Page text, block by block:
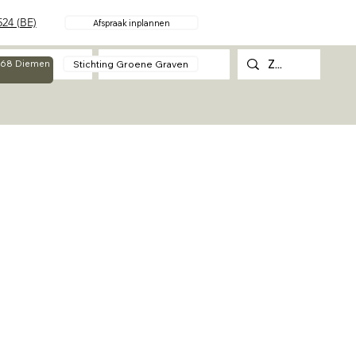
Over Contact
Diemen Stichting Groene Graven
(BE) Afspraak inplannen